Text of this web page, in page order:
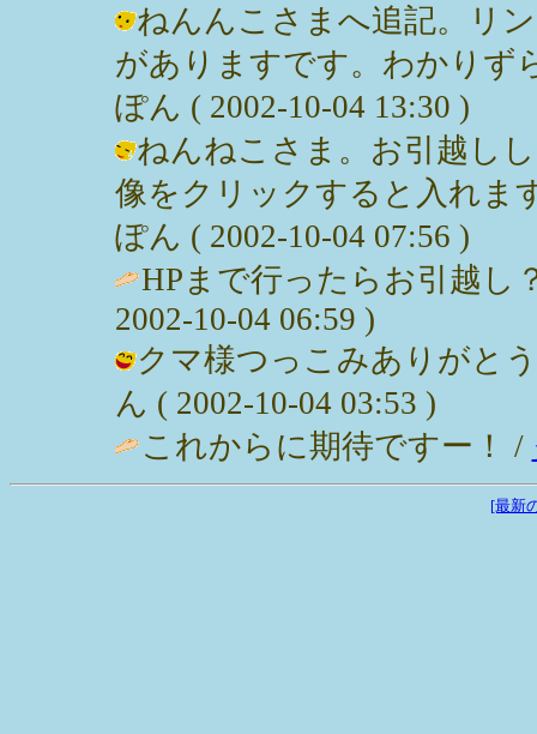
ねんんこさまへ追記。リ
がありますです。わかりず
ぽん ( 2002-10-04 13:30 )
ねんねこさま。お引越し
像をクリックすると入れま
ぽん ( 2002-10-04 07:56 )
HPまで行ったらお引越し
2002-10-04 06:59 )
クマ様つっこみありがと
ん ( 2002-10-04 03:53 )
これからに期待ですー！ /
[最新